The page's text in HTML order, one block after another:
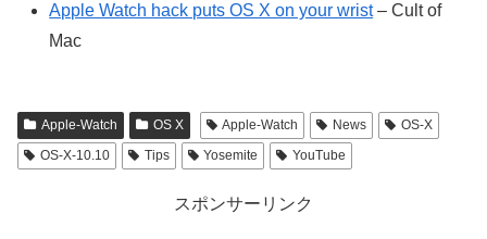
Apple Watch hack puts OS X on your wrist– Cult of
Mac
Apple-Watch OS X Apple-Watch News
OS-X
OS-X-10.10
Tips Yosemite YouTube
スポンサーリンク